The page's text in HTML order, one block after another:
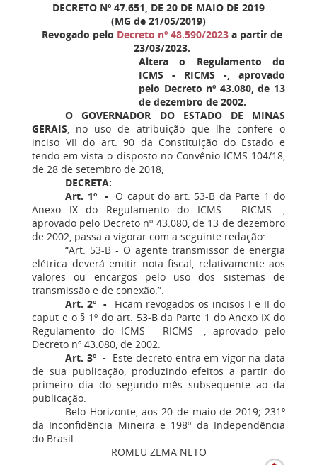
DECRETO Nº 47.651, DE 20 DE MAIO DE 2019
(MG de 21/05/2019)
Revogado pelo Decreto nº 48.590/2023a partir de
23/03/2023.
Altera o Regulamento do
ICMS - RICMS -, aprovado
pelo Decreto nº 43.080, de 13
de dezembro de 2002.
O GOVERNADOR DO ESTADO DE MINAS
GERAIS, no uso de atribuição que lhe confere o
inciso VII do art. 90 da Constituição do Estado e
tendo em vista o disposto no Convênio ICMS 104/18,
de 28 de setembro de 2018,
DECRETA:
Art. 1º - O caput do art. 53-B da Parte 1 do
Anexo IX do Regulamento do ICMS - RICMS -,
aprovado pelo Decreto nº 43.080, de 13 de dezembro
de 2002, passa a vigorar com a seguinte redação:
“Art. 53-B - O agente transmissor de energia
elétrica deverá emitir nota fiscal, relativamente aos
valores ou encargos pelo uso dos sistemas de
transmissão e de conexão.”.
Art. 2º - Ficam revogados os incisos I e II do
caput e o § 1º do art. 53-B da Parte 1 do Anexo IX do
Regulamento do ICMS - RICMS -, aprovado pelo
Decreto nº 43.080, de 2002.
Art. 3º - Este decreto entra em vigor na data
de sua publicação, produzindo efeitos a partir do
primeiro dia do segundo mês subsequente ao da
publicação.
Belo Horizonte, aos 20 de maio de 2019; 231º
da Inconfidência Mineira e 198º da Independência
do Brasil.
ROMEU ZEMA NETO